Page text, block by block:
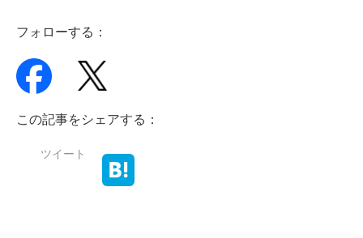
フォローする：
この記事をシェアする：
ツイート